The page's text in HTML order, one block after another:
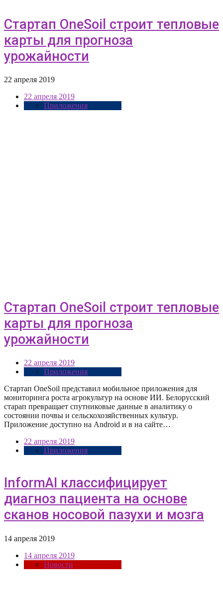
Стартап OneSoil строит тепловые
карты для прогноза
урожайности
22 апреля 2019
22 апреля 2019
Приложения
Стартап OneSoil строит тепловые
карты для прогноза
урожайности
22 апреля 2019
Приложения
Стартап OneSoil представил мобильное приложения для
мониторинга роста агрокультур на основе ИИ. Белорусский
старап превращает спутниковые данные в аналитику о
состоянии почвы и сельскохозяйственных культур.
Приложение доступно на Android и в на сайте…
22 апреля 2019
Приложения
InformAI классифицирует
диагноз пациента на основе
сканов носовой пазухи и мозга
14 апреля 2019
14 апреля 2019
Новости